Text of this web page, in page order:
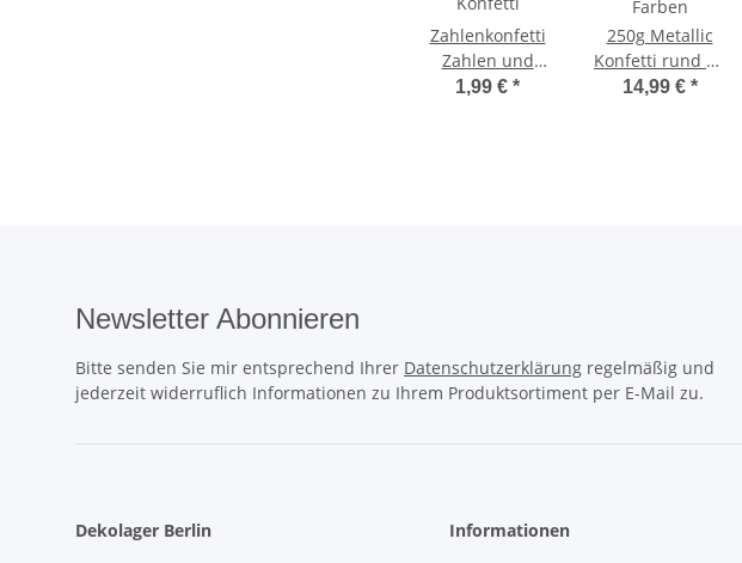
Zahlenkonfetti
Zahlen und
Happy Birthday
1,99 € *
250g Metallic
Konfetti rund 10
mm in
14,99 € *
Newsletter Abonnieren
Bitte senden Sie mir entsprechend Ihrer Datenschutzerklärung regelmäßig und
jederzeit widerruflich Informationen zu Ihrem Produktsortiment per E-Mail zu.
Dekolager Berlin Informationen